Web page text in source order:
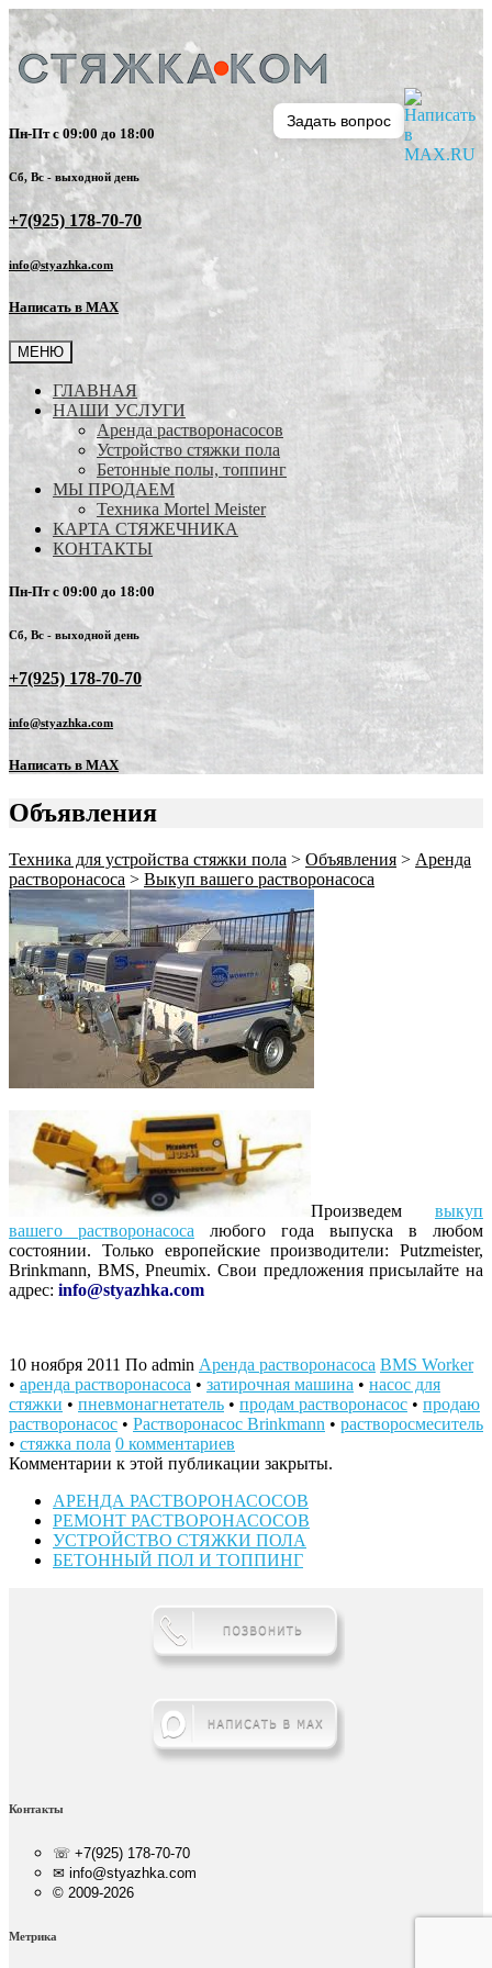
Пн-Пт с 09:00 до 18:00
Сб, Вс - выходной день
+7(925) 178-70-70
info@styazhka.com
Написать в MAX
МЕНЮ
ГЛАВНАЯ
НАШИ УСЛУГИ
Аренда растворонасосов
Устройство стяжки пола
Бетонные полы, топпинг
МЫ ПРОДАЕМ
Техника Mortel Meister
КАРТА СТЯЖЕЧНИКА
КОНТАКТЫ
Пн-Пт с 09:00 до 18:00
Сб, Вс - выходной день
+7(925) 178-70-70
info@styazhka.com
Написать в MAX
Объявления
Техника для устройства стяжки пола > Объявления > Аренда
растворонасоса > Выкуп вашего растворонасоса
Произведем выкуп
вашего растворонасоса любого года выпуска в любом
состоянии. Только европейские производители: Putzmeister,
Brinkmann, BMS, Pneumix. Свои предложения присылайте на
адрес: info@styazhka.com
10 ноября 2011 По admin Аренда растворонасоса BMS Worker
• аренда растворонасоса • затирочная машина • насос для
стяжки • пневмонагнетатель • продам растворонасос • продаю
растворонасос • Растворонасос Brinkmann • растворосмеситель
• стяжка пола 0 комментариев
Комментарии к этой публикации закрыты.
АРЕНДА РАСТВОРОНАСОСОВ
РЕМОНТ РАСТВОРОНАСОСОВ
УСТРОЙСТВО СТЯЖКИ ПОЛА
БЕТОННЫЙ ПОЛ И ТОППИНГ
Контакты
☏ +7(925) 178-70-70
✉ info@styazhka.com
© 2009-2026
Метрика
Задать вопрос